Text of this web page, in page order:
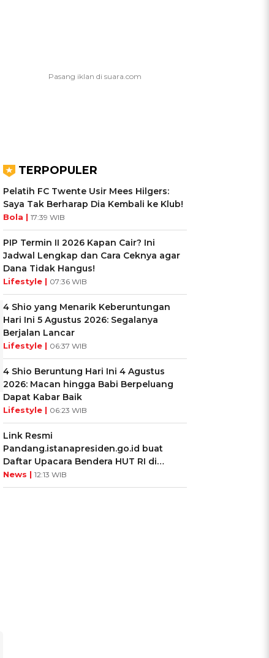
TERPOPULER
Pelatih FC Twente Usir Mees Hilgers:
Saya Tak Berharap Dia Kembali ke Klub!
Bola | 17:39 WIB
PIP Termin II 2026 Kapan Cair? Ini
Jadwal Lengkap dan Cara Ceknya agar
Dana Tidak Hangus!
Lifestyle | 07:36 WIB
4 Shio yang Menarik Keberuntungan
Hari Ini 5 Agustus 2026: Segalanya
Berjalan Lancar
Lifestyle | 06:37 WIB
4 Shio Beruntung Hari Ini 4 Agustus
2026: Macan hingga Babi Berpeluang
Dapat Kabar Baik
Lifestyle | 06:23 WIB
Link Resmi
Pandang.istanapresiden.go.id buat
Daftar Upacara Bendera HUT RI di
Istana Negara
News | 12:13 WIB